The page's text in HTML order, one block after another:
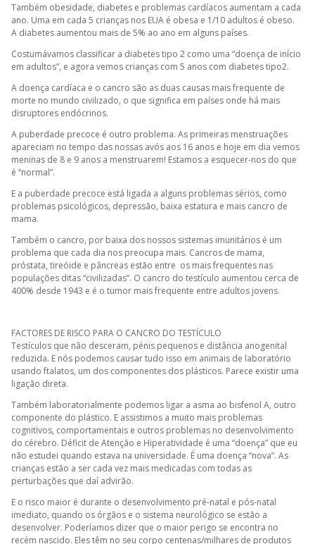
Também obesidade, diabetes e problemas cardíacos aumentam a cada
ano. Uma em cada 5 crianças nos EUA é obesa e 1/10 adultos é obeso.
A diabetes aumentou mais de 5% ao ano em alguns países.
Costumávamos classificar a diabetes tipo 2 como uma “doença de início
em adultos”, e agora vemos crianças com 5 anos com diabetes tipo2.
A doença cardíaca e o cancro são as duas causas mais frequente de
morte no mundo civilizado, o que significa em países onde há mais
disruptores endócrinos.
A puberdade precoce é outro problema. As primeiras menstruações
apareciam no tempo das nossas avós aos 16 anos e hoje em dia vemos
meninas de 8 e 9 anos a menstruarem! Estamos a esquecer-nos do que
é “normal”.
E a puberdade precoce está ligada a alguns problemas sérios, como
problemas psicológicos, depressão, baixa estatura e mais cancro de
mama.
Também o cancro, por baixa dos nossos sistemas imunitários é um
problema que cada dia nos preocupa mais. Cancros de mama,
próstata, tireóide e pâncreas estão entre os mais frequentes nas
populações ditas “civilizadas”. O cancro do testículo aumentou cerca de
400% desde 1943 e é o tumor mais frequente entre adultos jovens.
FACTORES DE RISCO PARA O CANCRO DO TESTÍCULO
Testículos que não desceram, pénis pequenos e distância anogenital
reduzida. E nós podemos causar tudo isso em animais de laboratório
usando ftalatos, um dos componentes dos plásticos. Parece existir uma
ligação direta.
Também laboratorialmente podemos ligar a asma ao bisfenol A, outro
componente do plástico. E assistimos a muito mais problemas
cognitivos, comportamentais e outros problemas no desenvolvimento
do cérebro. Déficit de Atenção e Hiperatividade é uma “doença” que eu
não estudei quando estava na universidade. É uma doença “nova”. As
crianças estão a ser cada vez mais medicadas com todas as
perturbações que daí advirão.
E o risco maior é durante o desenvolvimento pré-natal e pós-natal
imediato, quando os órgãos e o sistema neurológico se estão a
desenvolver. Poderíamos dizer que o maior perigo se encontra no
recém nascido. Eles têm no seu corpo centenas/milhares de produtos